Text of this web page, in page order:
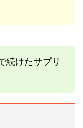
続けたサプリ